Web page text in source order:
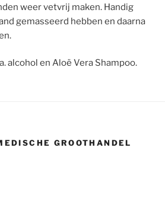
weer vetvrij maken. Handig
gemasseerd hebben en daarna
alcohol en Aloë Vera Shampoo.
GROOTHANDEL